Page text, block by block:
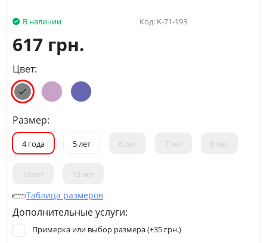
В наличии Код: K-71-193
617 грн.
Цвет:
Размер:
4 года 5 лет 6 лет 7 лет 8 лет
10 лет 12 лет
Таблица размеров
Дополнительные услуги:
Примерка или выбор размера (+35 грн.)